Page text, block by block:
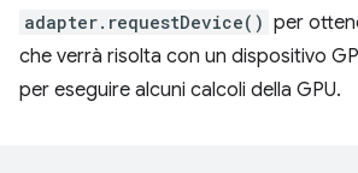
adapter.requestDevice() per
che verrà risolta con un dispositivo
per eseguire alcuni calcoli della GPU.